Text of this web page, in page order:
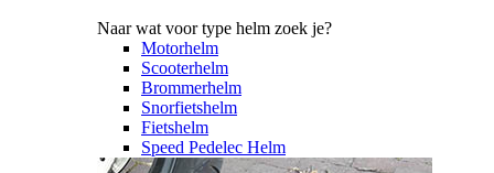
Naar wat voor type helm zoek je?
Motorhelm
Scooterhelm
Brommerhelm
Snorfietshelm
Fietshelm
Speed Pedelec Helm